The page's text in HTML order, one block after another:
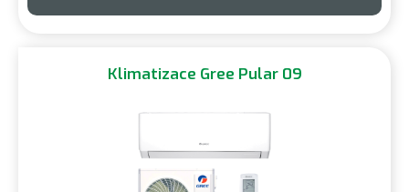
Klimatizace Gree Pular 09